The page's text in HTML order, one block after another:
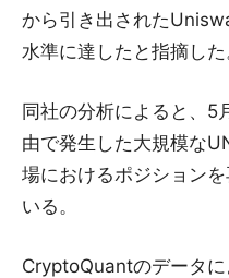
から引き出された
水準に達したと指摘した
同社の分析によると、5
由で発生した大規模な
場におけるポジション
いる。
CryptoQuantのデータ